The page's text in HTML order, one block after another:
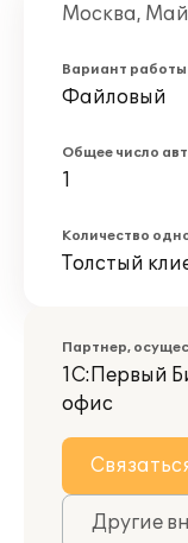
Москва,
Вариант работы
Файловый
Общее число
1
Количество
Толстый
Партнер,
1С:Первый
офис
Другие